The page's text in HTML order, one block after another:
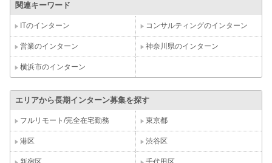
関連キーワード
ITのインターン コンサルティングのインターン
営業のインターン 神奈川県のインターン
横浜市のインターン
エリアから長期インターン募集を探す
フルリモート/完全在宅勤務 東京都
港区 渋谷区